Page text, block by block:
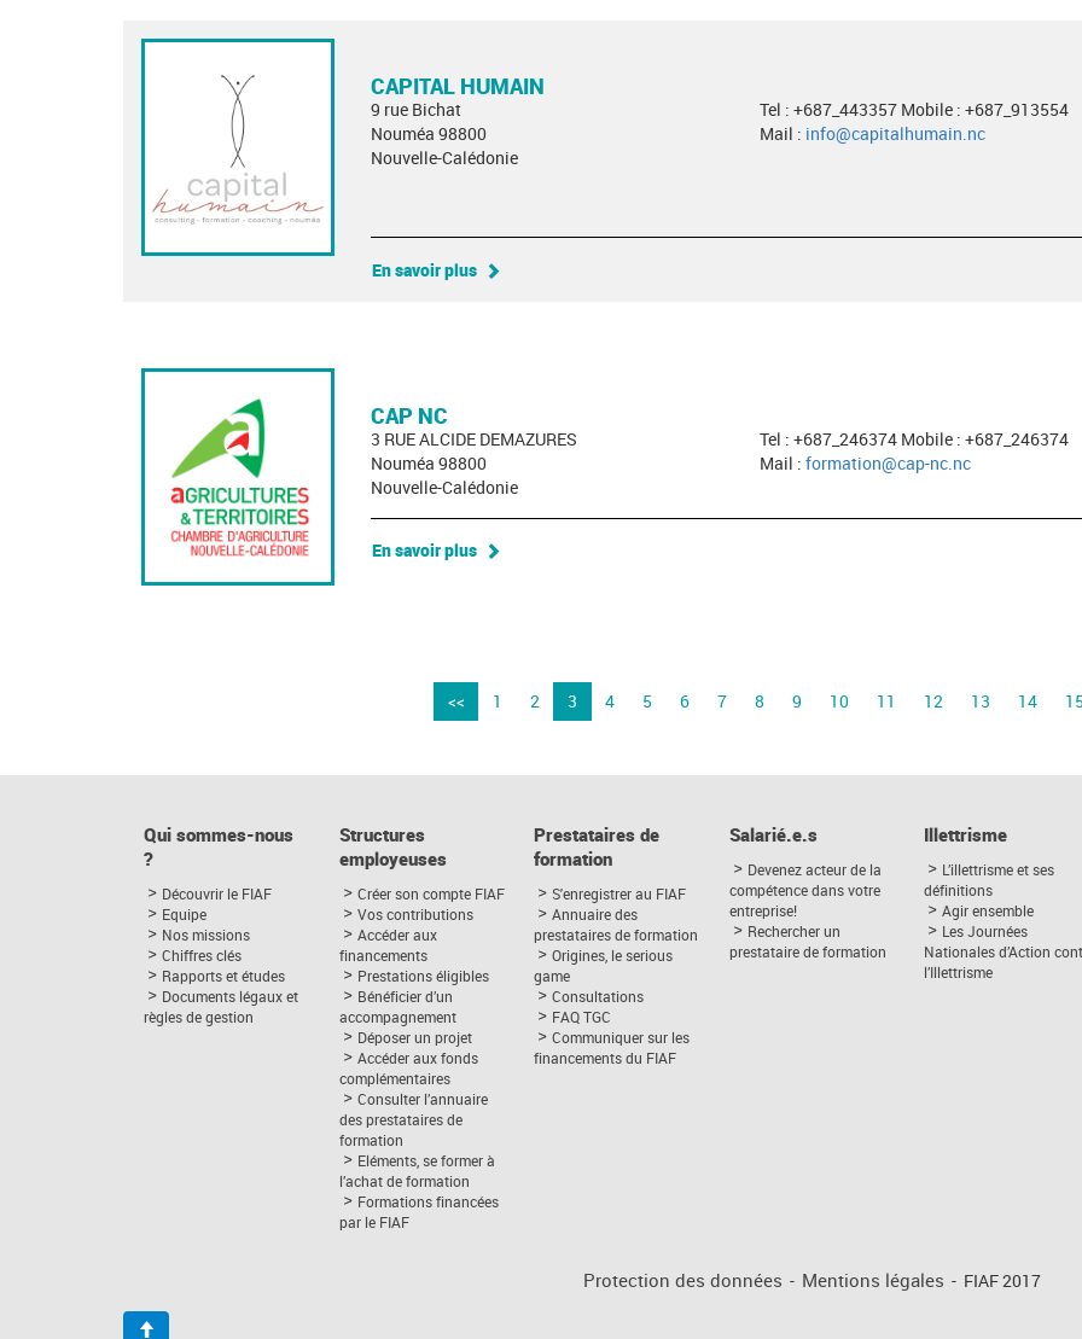
CAPITAL HUMAIN
9 rue Bichat
Nouméa 98800
Nouvelle-Calédonie
Tel : +687_443357 Mobile : +687_913554
Mail : info@capitalhumain.nc
En savoir plus
CAP NC
3 RUE ALCIDE DEMAZURES
Nouméa 98800
Nouvelle-Calédonie
Tel : +687_246374 Mobile : +687_246374
Mail : formation@cap-nc.nc
En savoir plus
<< 1 2 3 4 5 6 7 8 9 10 11 12 13 14 15
Qui sommes-nous
?
Découvrir le FIAF
Equipe
Nos missions
Chiffres clés
Rapports et études
Documents légaux et
règles de gestion
Structures
employeuses
Créer son compte FIAF
Vos contributions
Accéder aux
financements
Prestations éligibles
Bénéficier d’un
accompagnement
Déposer un projet
Accéder aux fonds
complémentaires
Consulter l’annuaire
des prestataires de
formation
Eléments, se former à
l’achat de formation
Formations financées
par le FIAF
Prestataires de
formation
S'enregistrer au FIAF
Annuaire des
prestataires de formation
Origines, le serious
game
Consultations
FAQ TGC
Communiquer sur les
financements du FIAF
Salarié.e.s
Devenez acteur de la
compétence dans votre
entreprise!
Rechercher un
prestataire de formation
Illettrisme
L’illettrisme et ses
définitions
Agir ensemble
Les Journées
Nationales d’Action
l’Illettrisme
Protection des données - Mentions légales - FIAF 2017